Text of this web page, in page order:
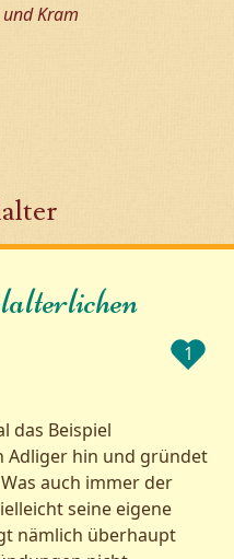
und Kram
1
das Beispiel
Adliger hin und gründet
auch immer der
seine eigene
nämlich überhaupt